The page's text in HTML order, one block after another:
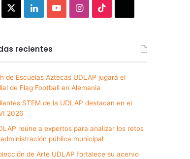
LinkedInYouTubeInstagram
recientes
de Escuelas Aztecas UDLAP jugará el
de Flag Football en Alemania
STEM de la UDLAP destacan en el
2026
reúne a expertos para analizar los retos
pública municipal
de Arte UDLAP fortalece su acervo